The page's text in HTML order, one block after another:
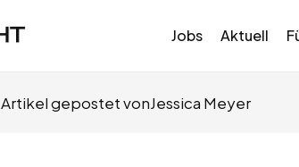
Jobs Aktuell
Artikel gepostet vonJessica Meyer